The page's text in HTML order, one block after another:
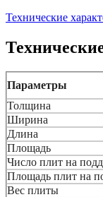
Технические
Параметры
Толщина
Ширина
Длина
Площадь
Число плит на
Площадь плит на
Вес плиты